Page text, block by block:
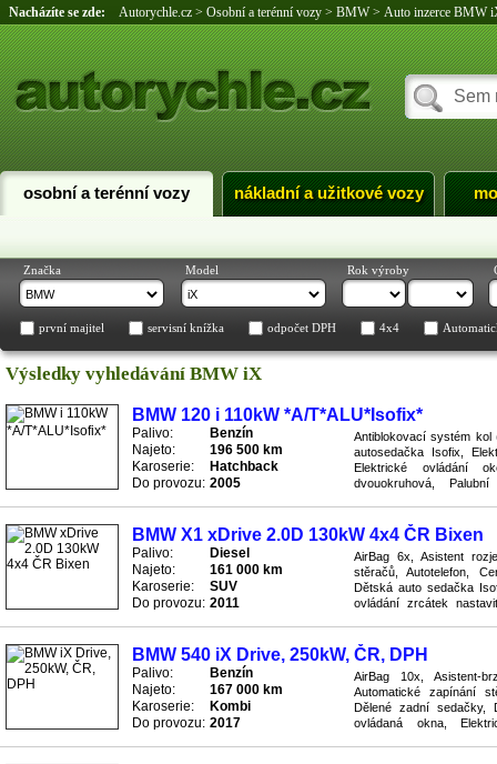
Nacházíte se zde: Autorychle.cz > Osobní a terénní vozy > BMW> Auto inzerce BMW
osobní a terénní vozy nákladní a užitkové vozy
Značka Model Rok výroby
první majitel servisní knížka odpočet DPH 4x4
Výsledky vyhledávání BMW iX
BMW 120 i 110kW *A/T*ALU*Isofix*
Palivo:
Benzín
Najeto:
196 500 km
Karoserie:
Hatchback
Do provozu: 2005
Antiblokovací systém kol
autosedačka Isofix,
Elektrické ovládání
dvouokruhová,
BMW X1 xDrive 2.0D 130kW 4x4 ČR Bixen
Palivo:
Diesel
Najeto:
161 000 km
Karoserie:
SUV
Do provozu: 2011
AirBag 6x, Asistent
stěračů, Autotelefon,
Dětská auto sedačka
ovládání zrcátek
BMW 540 iX Drive, 250kW, ČR, DPH
Palivo:
Benzín
Najeto:
167 000 km
Karoserie:
Kombi
Do provozu: 2017
AirBag 10x, Asistent-
Automatické zapínání
Dělené zadní sedačky,
ovládaná okna,